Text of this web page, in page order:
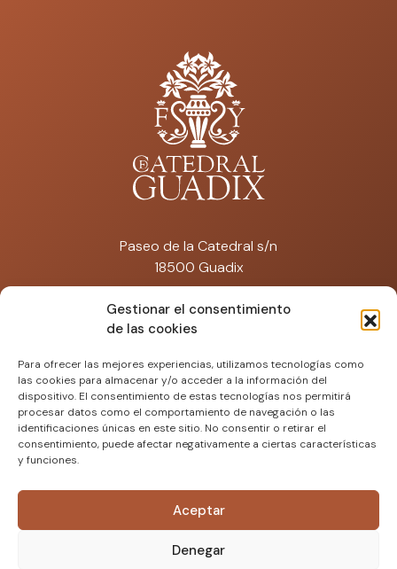
Gestionar el consentimiento
de las cookies
Para ofrecer las mejores experiencias, utilizamos tecnologías como
las cookies para almacenar y/o acceder a la información del
dispositivo. El consentimiento de estas tecnologías nos permitirá
procesar datos como el comportamiento de navegación o las
identificaciones únicas en este sitio. No consentir o retirar el
consentimiento, puede afectar negativamente a ciertas características
y funciones.
Aceptar
Denegar
Paseo de la Catedral s/n
18500 Guadix
catedraldeguadix@artisplendore.com
Tfno: 692 574 671